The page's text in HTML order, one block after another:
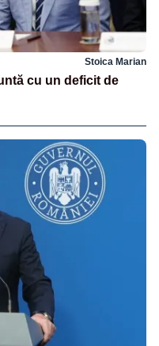
Stoica Marian
cu un deficit de